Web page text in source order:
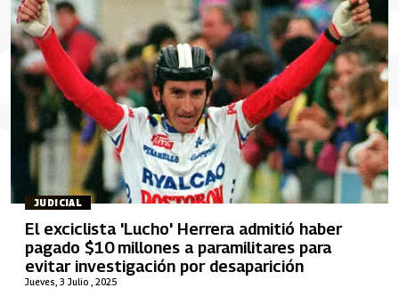
JUDICIAL
Jueves, 3 Julio , 2025
El exciclista 'Lucho' Herrera admitió haber
pagado $10 millones a paramilitares para
evitar investigación por desaparición